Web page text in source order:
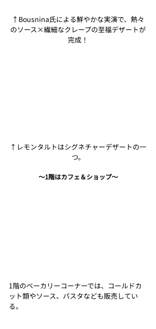
↑Bousnina氏による鮮やかな実演で、熱々
のソース×繊細なクレープの至福デザートが
完成！
↑レモンタルトはシグネチャーデザートの一
つ。
〜1階はカフェ＆ショップ〜
1階のベーカリーコーナーでは、コールドカ
ット類やソース、パスタなども販売してい
る。